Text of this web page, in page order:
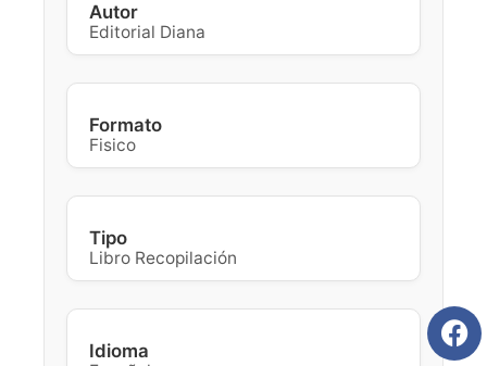
Autor
Editorial Diana
Formato
Fisico
Tipo
Libro Recopilación
Idioma